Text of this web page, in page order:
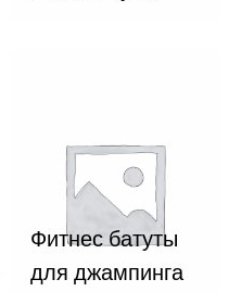
Фитнес батуты
для джампинга